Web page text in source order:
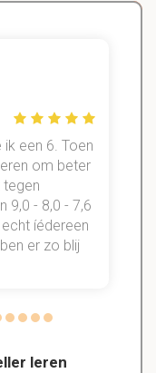
leren
een 6. Toen
om beter
tegen
9,0 - 8,0 - 7,6
íédereen
er zo blij